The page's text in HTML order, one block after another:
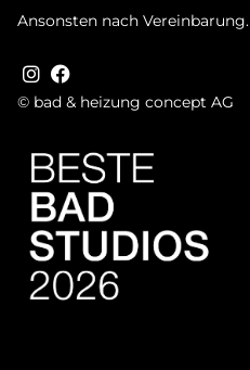
© bad & heizung concept AG
Ansonsten nach Vereinbarung.